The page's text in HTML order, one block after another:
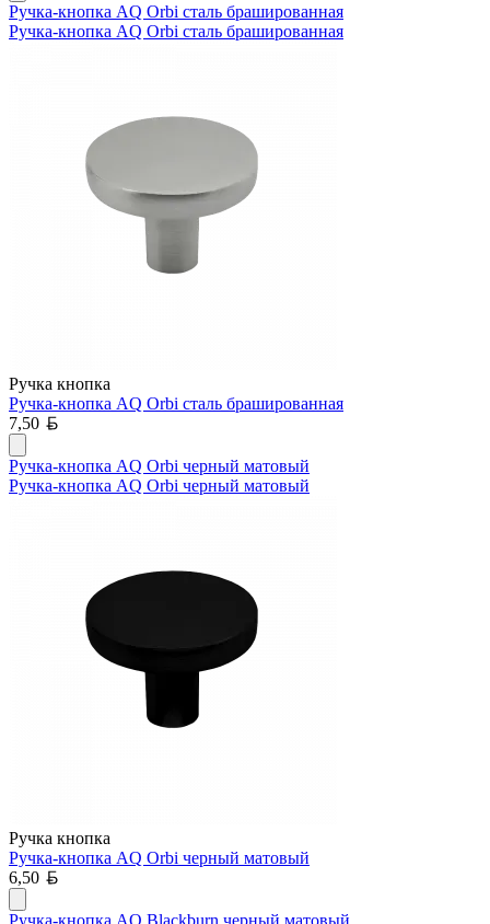
Ручка-кнопка AQ Orbi сталь брашированная
Ручка-кнопка AQ Orbi сталь брашированная
Ручка кнопка
Ручка-кнопка AQ Orbi сталь брашированная
7,50
Ручка-кнопка AQ Orbi черный матовый
Ручка-кнопка AQ Orbi черный матовый
Ручка кнопка
Ручка-кнопка AQ Orbi черный матовый
6,50
Ручка-кнопка AQ Blackburn черный матовый